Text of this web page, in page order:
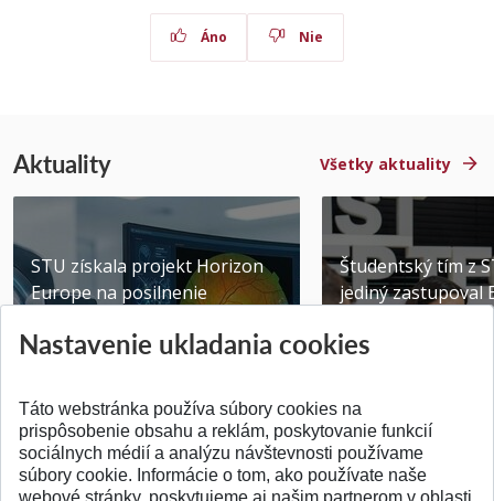
Áno Nie
Aktuality Všetky aktuality
STU získala projekt Horizon
Europe na posilnenie
Publikované 31.07.2026
Študentský tím z
jediný zastupoval
Publikované
Nastavenie ukladania cookies
Táto webstránka používa súbory cookies na
prispôsobenie obsahu a reklám, poskytovanie funkcií
sociálnych médií a analýzu návštevnosti používame
súbory cookie. Informácie o tom, ako používate naše
webové stránky, poskytujeme aj našim partnerom v oblasti